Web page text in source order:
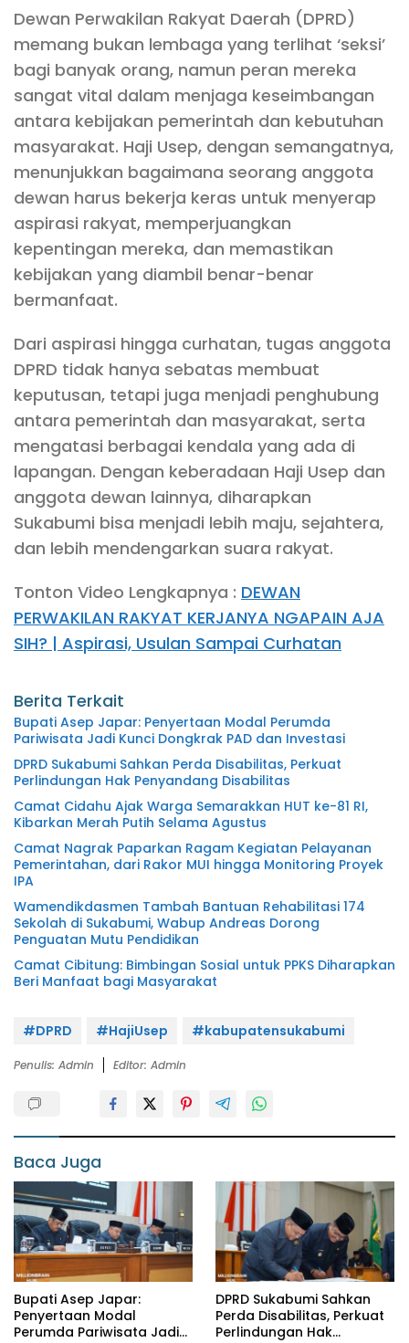
Dewan Perwakilan Rakyat Daerah (DPRD)
memang bukan lembaga yang terlihat ‘seksi’
bagi banyak orang, namun peran mereka
sangat vital dalam menjaga keseimbangan
antara kebijakan pemerintah dan kebutuhan
masyarakat. Haji Usep, dengan semangatnya,
menunjukkan bagaimana seorang anggota
dewan harus bekerja keras untuk menyerap
aspirasi rakyat, memperjuangkan
kepentingan mereka, dan memastikan
kebijakan yang diambil benar-benar
bermanfaat.
Dari aspirasi hingga curhatan, tugas anggota
DPRD tidak hanya sebatas membuat
keputusan, tetapi juga menjadi penghubung
antara pemerintah dan masyarakat, serta
mengatasi berbagai kendala yang ada di
lapangan. Dengan keberadaan Haji Usep dan
anggota dewan lainnya, diharapkan
Sukabumi bisa menjadi lebih maju, sejahtera,
dan lebih mendengarkan suara rakyat.
Tonton Video Lengkapnya : DEWAN
PERWAKILAN RAKYAT KERJANYA NGAPAIN AJA
SIH? | Aspirasi, Usulan Sampai Curhatan
Berita Terkait
Bupati Asep Japar: Penyertaan Modal Perumda
Pariwisata Jadi Kunci Dongkrak PAD dan Investasi
DPRD Sukabumi Sahkan Perda Disabilitas, Perkuat
Perlindungan Hak Penyandang Disabilitas
Camat Cidahu Ajak Warga Semarakkan HUT ke-81 RI,
Kibarkan Merah Putih Selama Agustus
Camat Nagrak Paparkan Ragam Kegiatan Pelayanan
Pemerintahan, dari Rakor MUI hingga Monitoring Proyek
IPA
Wamendikdasmen Tambah Bantuan Rehabilitasi 174
Sekolah di Sukabumi, Wabup Andreas Dorong
Penguatan Mutu Pendidikan
Camat Cibitung: Bimbingan Sosial untuk PPKS Diharapkan
Beri Manfaat bagi Masyarakat
#DPRD #HajiUsep #kabupatensukabumi
Penulis: Admin Editor: Admin
Baca Juga
Bupati Asep Japar:
Penyertaan Modal
Perumda Pariwisata Jadi
DPRD Sukabumi Sahkan
Perda Disabilitas, Perkuat
Perlindungan Hak